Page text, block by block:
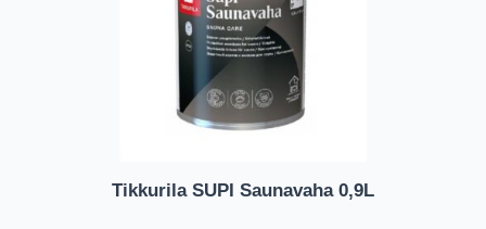
Tikkurila SUPI Saunavaha 0,9L